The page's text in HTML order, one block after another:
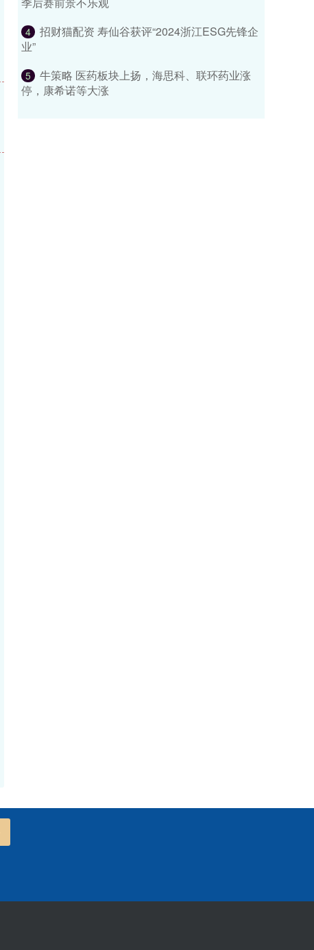
4
招财猫配资 寿仙谷获评“2024浙江ESG先锋企
业”
5
牛策略 医药板块上扬，海思科、联环药业涨
停，康希诺等大涨